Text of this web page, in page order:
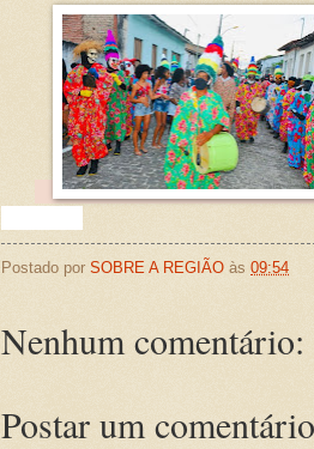
Postado por SOBRE A REGIÃO às 09:54
Nenhum comentário:
Postar um comentário